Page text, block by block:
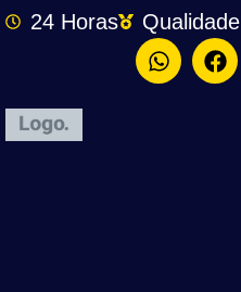
24 Horas Qualidade